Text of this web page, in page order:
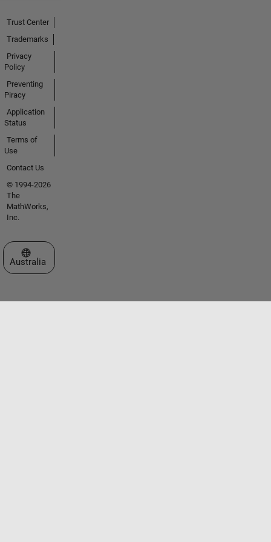
Trust Center
Trademarks
Privacy
Policy
Preventing
Piracy
Application
Status
Terms of
Use
Contact Us
© 1994-2026
The
MathWorks,
Inc.
Select a Web Site
Australia